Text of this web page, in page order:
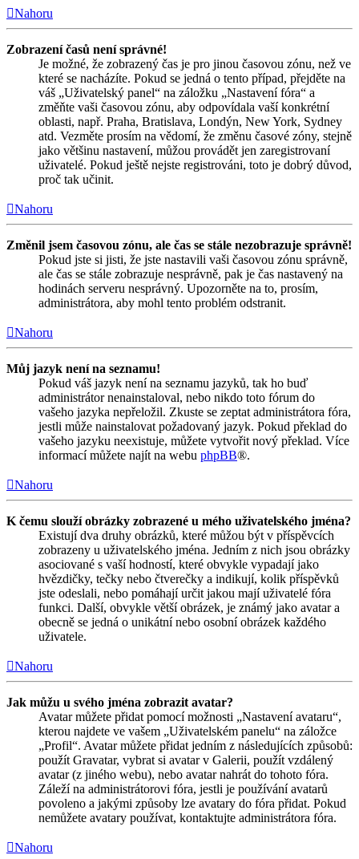
Nahoru
Zobrazení časů není správné!
Je možné, že zobrazený čas je pro jinou časovou zónu, než ve
které se nacházíte. Pokud se jedná o tento případ, přejděte na
váš „Uživatelský panel“ na záložku „Nastavení fóra“ a
změňte vaši časovou zónu, aby odpovídala vaší konkrétní
oblasti, např. Praha, Bratislava, Londýn, New York, Sydney
atd. Vezměte prosím na vědomí, že změnu časové zóny, stejně
jako většinu nastavení, můžou provádět jen zaregistrovaní
uživatelé. Pokud ještě nejste registrováni, toto je dobrý důvod,
proč tak učinit.
Nahoru
Změnil jsem časovou zónu, ale čas se stále nezobrazuje správně!
Pokud jste si jisti, že jste nastavili vaši časovou zónu správně,
ale čas se stále zobrazuje nesprávně, pak je čas nastavený na
hodinách serveru nesprávný. Upozorněte na to, prosím,
administrátora, aby mohl tento problém odstranit.
Nahoru
Můj jazyk není na seznamu!
Pokud váš jazyk není na seznamu jazyků, tak ho buď
administrátor nenainstaloval, nebo nikdo toto fórum do
vašeho jazyka nepřeložil. Zkuste se zeptat administrátora fóra,
jestli může nainstalovat požadovaný jazyk. Pokud překlad do
vašeho jazyku neexistuje, můžete vytvořit nový překlad. Více
informací můžete najít na webu phpBB®.
Nahoru
K čemu slouží obrázky zobrazené u mého uživatelského jména?
Existují dva druhy obrázků, které můžou být v příspěvcích
zobrazeny u uživatelského jména. Jedním z nich jsou obrázky
asociované s vaší hodností, které obvykle vypadají jako
hvězdičky, tečky nebo čtverečky a indikují, kolik příspěvků
jste odeslali, nebo pomáhají určit jakou mají uživatelé fóra
funkci. Další, obvykle větší obrázek, je známý jako avatar a
obecně se jedná o unikátní nebo osobní obrázek každého
uživatele.
Nahoru
Jak můžu u svého jména zobrazit avatar?
Avatar můžete přidat pomocí možnosti „Nastavení avataru“,
kterou najdete ve vašem „Uživatelském panelu“ na záložce
„Profil“. Avatar můžete přidat jedním z následujících způsobů:
použít Gravatar, vybrat si avatar v Galerii, použít vzdálený
avatar (z jiného webu), nebo avatar nahrát do tohoto fóra.
Záleží na administrátorovi fóra, jestli je používání avatarů
povoleno a jakými způsoby lze avatary do fóra přidat. Pokud
nemůžete avatary používat, kontaktujte administrátora fóra.
Nahoru